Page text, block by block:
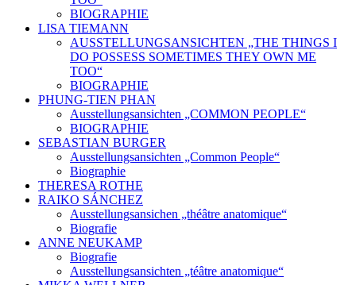
BIOGRAPHIE
LISA TIEMANN
AUSSTELLUNGSANSICHTEN „THE THINGS I
DO POSSESS SOMETIMES THEY OWN ME
TOO“
BIOGRAPHIE
PHUNG-TIEN PHAN
Ausstellungsansichten „COMMON PEOPLE“
BIOGRAPHIE
SEBASTIAN BURGER
Ausstellungsansichten „Common People“
Biographie
THERESA ROTHE
RAIKO SÁNCHEZ
Ausstellungsansichen „théâtre anatomique“
Biografie
ANNE NEUKAMP
Biografie
Ausstellungsansichten „téâtre anatomique“